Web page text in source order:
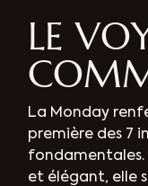
LE
La Monday
première des 7
fondamentales.
et élégant, elle